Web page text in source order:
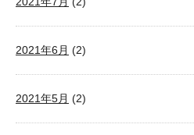
2021年6月 (2)
2021年5月 (2)